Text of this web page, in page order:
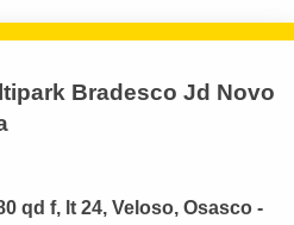
Bradesco Jd Novo
qd f, lt 24, Veloso, Osasco -